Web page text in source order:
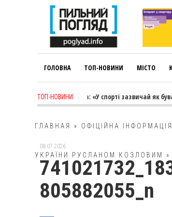
ГОЛОВНА ТОП-НОВИНИ МІСТО
ТОП-НОВИНИ
Лариса Коновалова: «У спорті зазвичай як
ГЛАВНАЯ » ОФІЦІЙНА ІНФОРМАЦІЯ
УКРАЇНИ РУСЛАНОМ КОЗЛОВИМ »
08.07.2026
805882055_n